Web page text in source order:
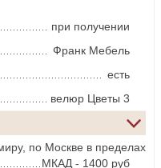
при получении
Франк Мебель
есть
велюр Цветы 3
по Москве в пределах
МКАД - 1400 руб